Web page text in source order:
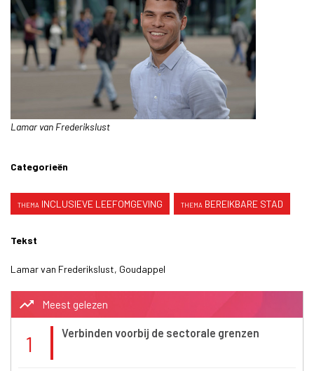
Lamar van Frederikslust
Categorieën
INCLUSIEVE LEEFOMGEVING BEREIKBARE STAD
Tekst
Lamar van Frederikslust, Goudappel
trending_up Meest gelezen
1 Verbinden voorbij de sectorale grenzen